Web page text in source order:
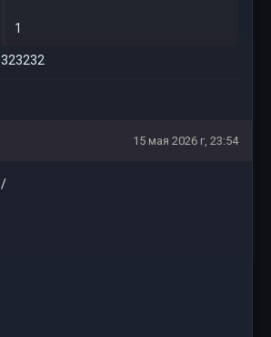
1
323232
15 мая 2026 г, 23:54
/